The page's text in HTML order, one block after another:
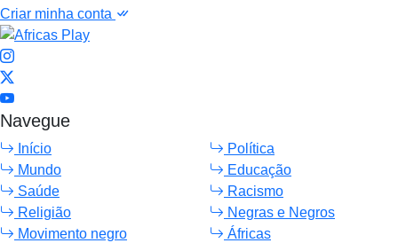
Criar minha conta
Navegue
Início
Política
Mundo
Educação
Saúde
Racismo
Religião
Negras e Negros
Movimento negro
Áfricas